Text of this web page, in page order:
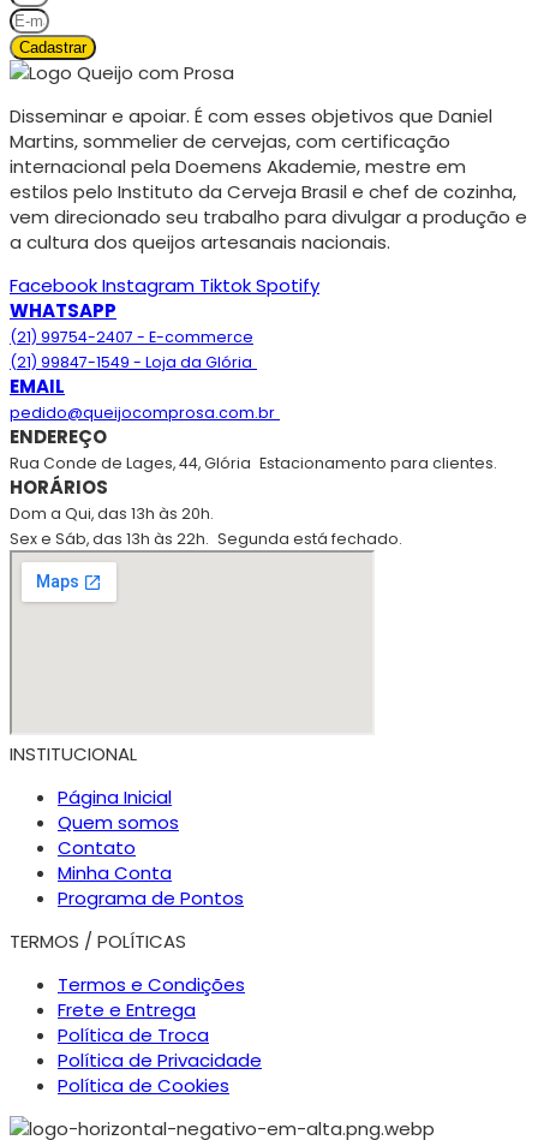
Cadastrar
Disseminar e apoiar. É com esses objetivos que Daniel
Martins, sommelier de cervejas, com certificação
internacional pela Doemens Akademie, mestre em
estilos pelo Instituto da Cerveja Brasil e chef de cozinha,
vem direcionado seu trabalho para divulgar a produção e
a cultura dos queijos artesanais nacionais.
FacebookInstagram TiktokSpotify
WHATSAPP
(21) 99754-2407 - E-commerce
(21) 99847-1549 - Loja da Glória
EMAIL
pedido@queijocomprosa.com.br
ENDEREÇO
Rua Conde de Lages, 44, Glória Estacionamento para clientes.
HORÁRIOS
Dom a Qui, das 13h às 20h.
Sex e Sáb, das 13h às 22h. Segunda está fechado.
INSTITUCIONAL
Página Inicial
Quem somos
Contato
Minha Conta
Programa de Pontos
TERMOS / POLÍTICAS
Termos e Condições
Frete e Entrega
Política de Troca
Política de Privacidade
Política de Cookies